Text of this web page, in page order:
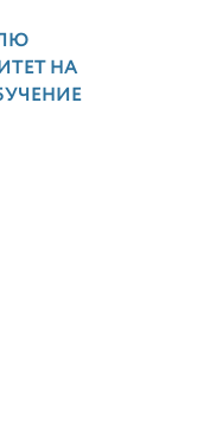
НА